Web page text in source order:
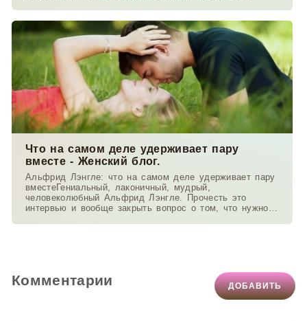
Что на самом деле удерживает пару
вместе - Женский блог.
Альфрид Лэнгле: что на самом деле удерживает пару
вместеГениальный, лаконичный, мудрый,
человеколюбный Альфрид Лэнгле. Прочесть это
интервью и вообще закрыть вопрос о том, что нужно
Комментарии ДОБАВИТЬ